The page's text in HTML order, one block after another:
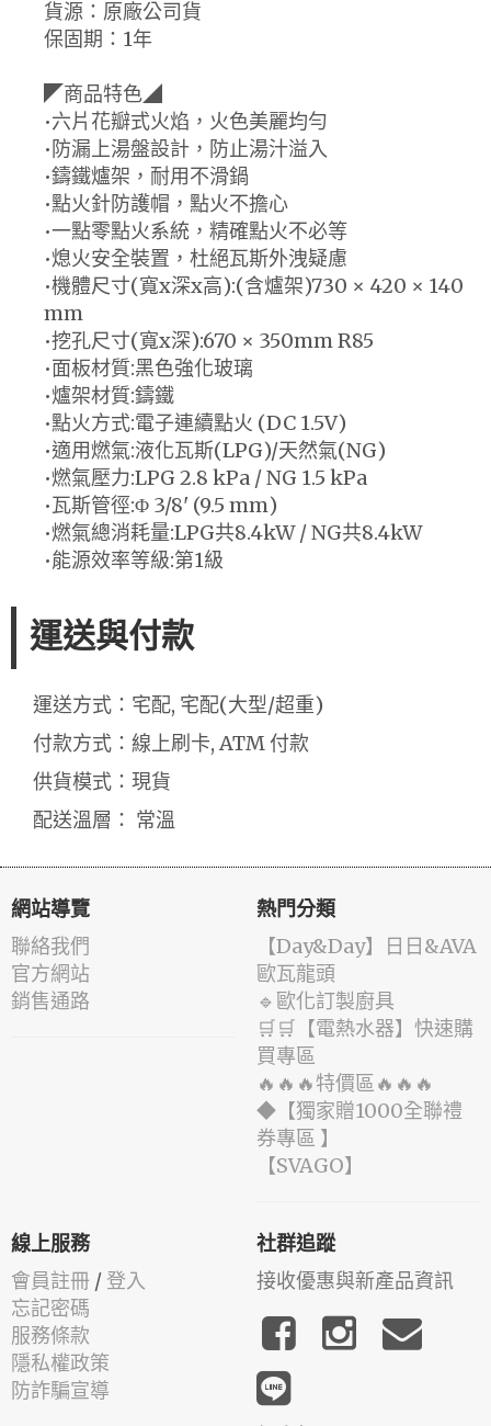
貨源：原廠公司貨
保固期：1年
◤商品特色◢
•六片花瓣式火焰，火色美麗均勻
•防漏上湯盤設計，防止湯汁溢入
•鑄鐵爐架，耐用不滑鍋
•點火針防護帽，點火不擔心
•一點零點火系統，精確點火不必等
•熄火安全裝置，杜絕瓦斯外洩疑慮
•機體尺寸(寬x深x高):(含爐架)730 × 420 × 140
mm
•挖孔尺寸(寬x深):670 × 350mm R85
•面板材質:黑色強化玻璃
•爐架材質:鑄鐵
•點火方式:電子連續點火 (DC 1.5V)
•適用燃氣:液化瓦斯(LPG)/天然氣(NG)
•燃氣壓力:LPG 2.8 kPa / NG 1.5 kPa
•瓦斯管徑:Φ 3/8' (9.5 mm)
•燃氣總消耗量:LPG共8.4kW / NG共8.4kW
•能源效率等級:第1級
運送與付款
運送方式：宅配, 宅配(大型/超重)
付款方式：線上刷卡, ATM 付款
供貨模式：現貨
配送溫層： 常溫
網站導覽
聯絡我們
官方網站
銷售通路
熱門分類
️【Day&Day】️日日&AVA
歐瓦龍頭
🔹歐化訂製廚具
🛒🛒【電熱水器】快速購
買專區
🔥🔥🔥特價區🔥🔥🔥
◆【獨家贈1000全聯禮
券專區 】
️【SVAGO】️
線上服務
會員註冊 / 登入
忘記密碼
服務條款
隱私權政策
防詐騙宣導
社群追蹤
接收優惠與新產品資訊